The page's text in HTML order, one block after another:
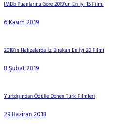
IMDb Puanlarına Göre 2019’un En İyi 15 Filmi
6 Kasım 2019
2018’in Hafızalarda İz Bırakan En İyi 20 Filmi
8 Şubat 2019
Yurtdışından Ödülle Dönen Türk Filmleri
29 Haziran 2018